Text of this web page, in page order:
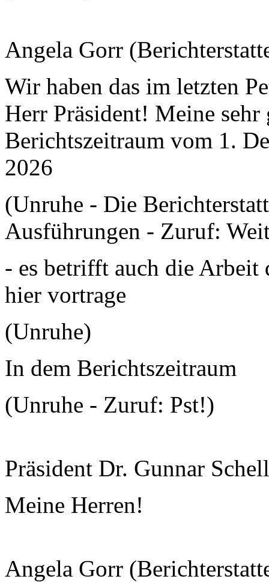
Angela Gorr
Wir haben das im letzten
Herr Präsident! Meine
Berichtszeitraum vom 1.
2026
(Unruhe - Die
Ausführungen - Zuruf:
- es betrifft auch die Arbeit
hier vortrage
(Unruhe)
In dem Berichtszeitraum
(Unruhe - Zuruf: Pst!)
Präsident Dr. Gunnar
Meine Herren!
Angela Gorr